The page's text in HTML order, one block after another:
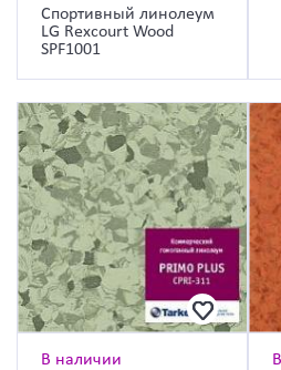
Спортивный линолеум
LG Rexcourt Wood
SPF1001
В наличии